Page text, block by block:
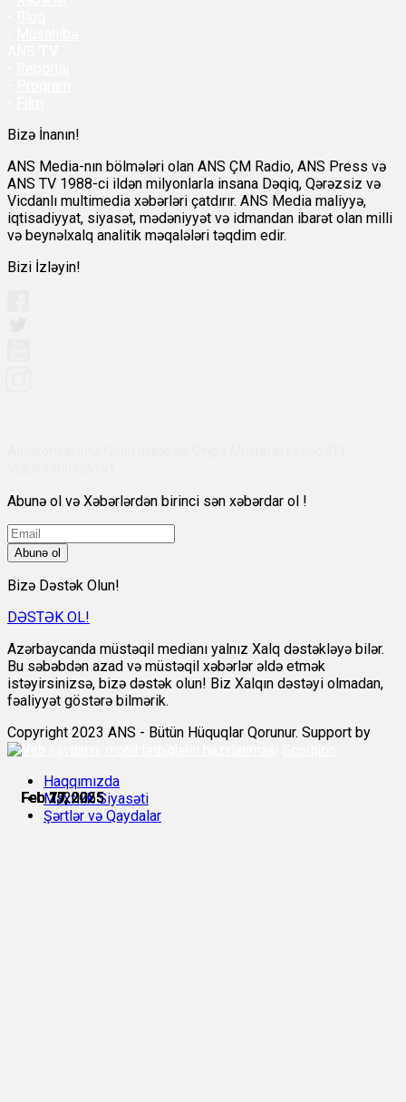
Feb 7, 2025
Feb 17, 2025
Feb 17, 2025
Feb 17, 2025
Feb 19, 2025
Feb 21, 2025
Bizə İnanın!
ANS Media-nın bölmələri olan ANS ÇM Radio, ANS Press və
ANS TV 1988-ci ildən milyonlarla insana Dəqiq, Qərəzsiz və
Vicdanlı multimedia xəbərləri çatdırır. ANS Media maliyyə,
iqtisadiyyat, siyasət, mədəniyyət və idmandan ibarət olan milli
və beynəlxalq analitik məqalələri təqdim edir.
Bizi İzləyin!
Abunə ol və Xəbərlərdən birinci sən xəbərdar ol !
Abunə ol
Bizə Dəstək Olun!
DƏSTƏK OL!
Azərbaycanda müstəqil medianı yalnız Xalq dəstəkləyə bilər.
Bu səbəbdən azad və müstəqil xəbərlər əldə etmək
istəyirsinizsə, bizə dəstək olun! Biz Xalqın dəstəyi olmadan,
fəaliyyət göstərə bilmərik.
Copyright 2023 ANS - Bütün Hüquqlar Qorunur. Support by
Haqqımızda
Məxfilik Siyasəti
Şərtlər və Qaydalar